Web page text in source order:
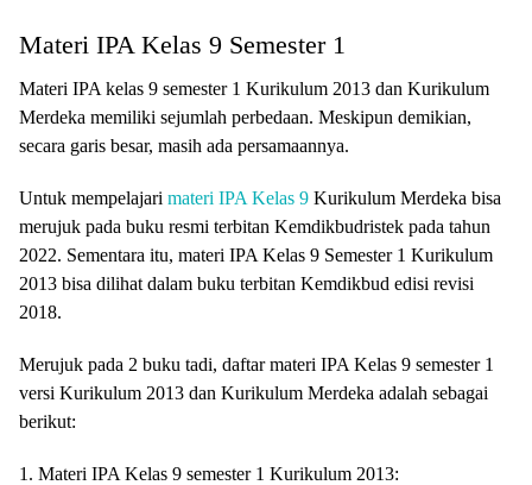
Materi IPA Kelas 9 Semester 1
Materi IPA kelas 9 semester 1 Kurikulum 2013 dan Kurikulum
Merdeka memiliki sejumlah perbedaan. Meskipun demikian,
secara garis besar, masih ada persamaannya.
Untuk mempelajari materi IPA Kelas 9 Kurikulum Merdeka bisa
merujuk pada buku resmi terbitan Kemdikbudristek pada tahun
2022. Sementara itu, materi IPA Kelas 9 Semester 1 Kurikulum
2013 bisa dilihat dalam buku terbitan Kemdikbud edisi revisi
2018.
Merujuk pada 2 buku tadi, daftar materi IPA Kelas 9 semester 1
versi Kurikulum 2013 dan Kurikulum Merdeka adalah sebagai
berikut:
1. Materi IPA Kelas 9 semester 1 Kurikulum 2013: